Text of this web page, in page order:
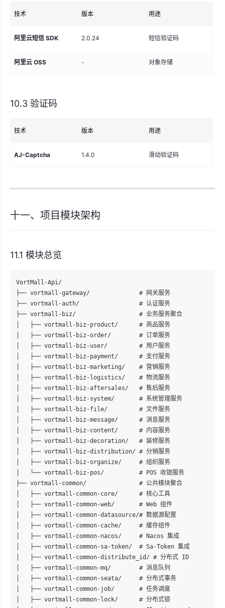
技术 版本 用途
阿里云短信 SDK 2.0.24 短信验证码
阿里云 OSS - 对象存储
10.3 验证码
技术 版本 用途
AJ-Captcha 1.4.0 滑动验证码
十一、项目模块架构
11.1 模块总览
VortMall-Api/
├── vortmall-gateway/              # 网关服务
├── vortmall-auth/                 # 认证服务
├── vortmall-biz/                  # 业务服务聚合
│   ├── vortmall-biz-product/      # 商品服务
│   ├── vortmall-biz-order/        # 订单服务
│   ├── vortmall-biz-user/         # 用户服务
│   ├── vortmall-biz-payment/      # 支付服务
│   ├── vortmall-biz-marketing/    # 营销服务
│   ├── vortmall-biz-logistics/    # 物流服务
│   ├── vortmall-biz-aftersales/   # 售后服务
│   ├── vortmall-biz-system/       # 系统管理服务
│   ├── vortmall-biz-file/         # 文件服务
│   ├── vortmall-biz-message/      # 消息服务
│   ├── vortmall-biz-content/      # 内容服务
│   ├── vortmall-biz-decoration/   # 装修服务
│   ├── vortmall-biz-distribution/ # 分销服务
│   ├── vortmall-biz-organize/     # 组织服务
│   └── vortmall-biz-pos/          # POS 收银服务
├── vortmall-common/               # 公共模块聚合
│   ├── vortmall-common-core/      # 核心工具
│   ├── vortmall-common-web/       # Web 组件
│   ├── vortmall-common-datasource/# 数据源配置
│   ├── vortmall-common-cache/     # 缓存组件
│   ├── vortmall-common-nacos/     # Nacos 集成
│   ├── vortmall-common-sa-token/  # Sa-Token 集成
│   ├── vortmall-common-distribute_id/ # 分布式 ID
│   ├── vortmall-common-mq/        # 消息队列
│   ├── vortmall-common-seata/     # 分布式事务
│   ├── vortmall-common-job/       # 任务调度
│   ├── vortmall-common-lock/      # 分布式锁